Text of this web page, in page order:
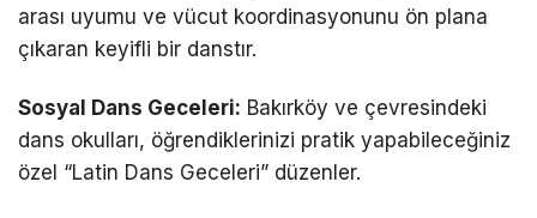
arası uyumu ve vücut koordinasyonunu ön plana
çıkaran keyifli bir danstır.
Sosyal Dans Geceleri: Bakırköy ve çevresindeki
dans okulları, öğrendiklerinizi pratik yapabileceğiniz
özel “Latin Dans Geceleri” düzenler.